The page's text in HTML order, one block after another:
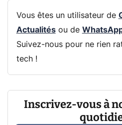
Vous êtes un utilisateur de
Actualitésou de
Suivez-nous pour ne rien
tech !
Inscrivez-vous à